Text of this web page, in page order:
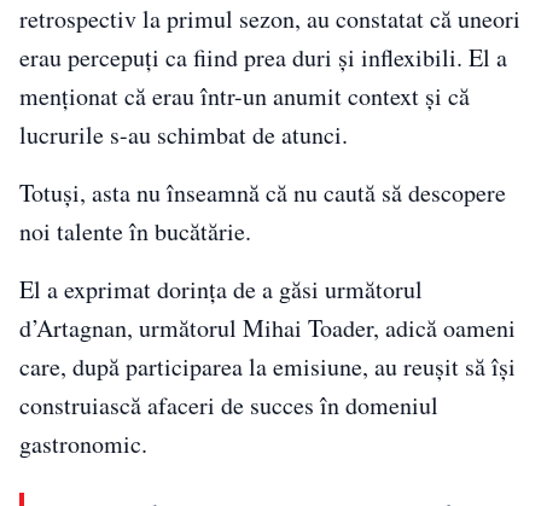
retrospectiv la primul sezon, au constatat că uneori
erau percepuți ca fiind prea duri și inflexibili. El a
menționat că erau într-un anumit context și că
lucrurile s-au schimbat de atunci.
Totuși, asta nu înseamnă că nu caută să descopere
noi talente în bucătărie.
El a exprimat dorința de a găsi următorul
d’Artagnan, următorul Mihai Toader, adică oameni
care, după participarea la emisiune, au reușit să își
construiască afaceri de succes în domeniul
gastronomic.